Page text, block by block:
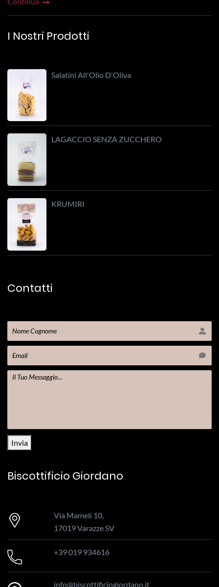
I Nostri Prodotti
Salatini All'Olio D'Oliva
LAGACCIO SENZA ZUCCHERO
KRUMIRI
Contatti
Invia
Biscottificio Giordano
Via Mameli 10,
17019 Varazze SV
+39 019 934616
info@biscottificiogiordano.it